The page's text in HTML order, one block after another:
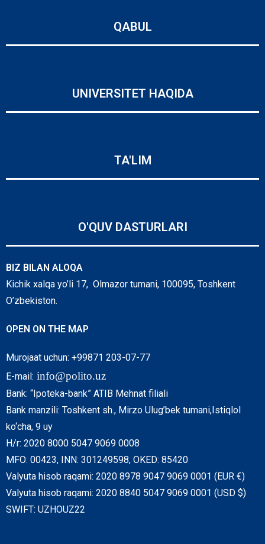
QABUL
UNIVERSITET HAQIDA
TA'LIM
O'QUV DASTURLARI
BIZ BILAN ALOQA
Kichik xalqa yo’li 17, Olmazor tumani, 100095, Toshkent
O’zbekiston.
OPEN ON THE MAP
Murojaat uchun: +99871 203-07-77
E-mail: info@polito.uz
Bank: “Ipoteka-bank” ATIB Mehnat filiali
Bank manzili: Toshkent sh., Mirzo Ulug’bek tumani,Istiqlol
ko‘cha, 9 uy
H/r: 2020 8000 5047 9069 0008
MFO: 00423, INN: 301249598, OKED: 85420
Valyuta hisob raqami: 2020 8978 9047 9069 0001 (EUR €)
Valyuta hisob raqami: 2020 8840 5047 9069 0001 (USD $)
SWIFT: UZHOUZ22